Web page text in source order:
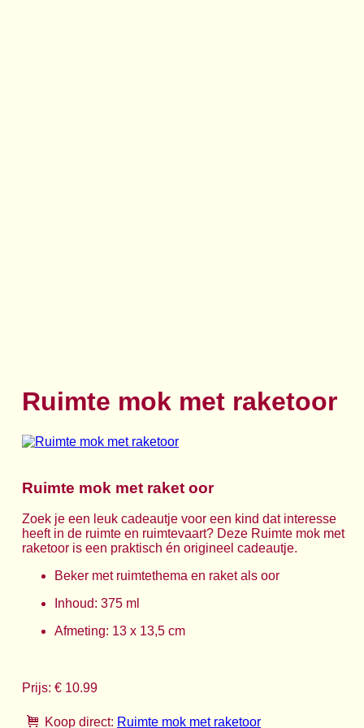
Ruimte mok met raketoor
Ruimte mok met raket oor
Zoek je een leuk cadeautje voor een kind dat interesse
heeft in de ruimte en ruimtevaart? Deze Ruimte mok met
raketoor is een praktisch én origineel cadeautje.
Beker met ruimtethema en raket als oor
Inhoud: 375 ml
Afmeting: 13 x 13,5 cm
Prijs: € 10.99
Koop direct: Ruimte mok met raketoor